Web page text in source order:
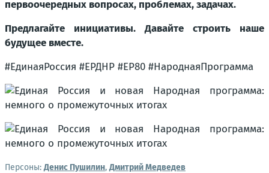
первоочередных вопросах, проблемах, задачах.
Предлагайте инициативы. Давайте строить наше
будущее вместе.
#ЕдинаяРоссия #ЕРДНР #ЕР80 #НароднаяПрограмма
Персоны: Денис Пушилин,Дмитрий Медведев